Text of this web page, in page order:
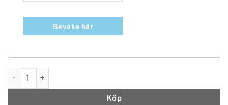
Bevaka här
Raffset Push up mängd
Köp